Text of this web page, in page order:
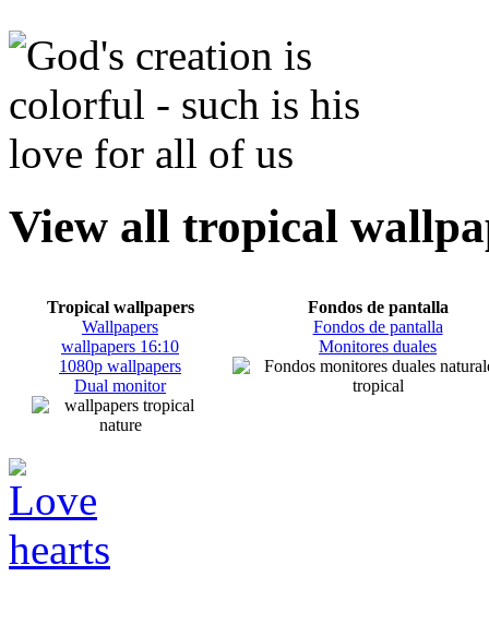
View all tropical
Tropical wallpapers
Wallpapers
wallpapers 16:10
1080p wallpapers
Dual monitor
Fondos de pantalla
Fondos de pantalla
Monitores duales